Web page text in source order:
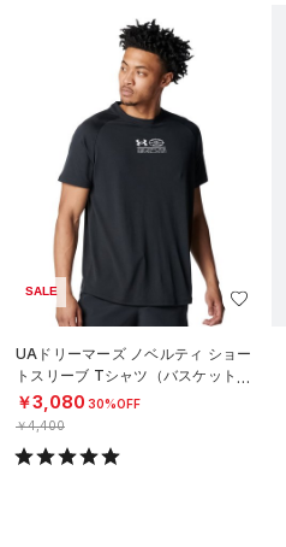
SALE
UAドリーマーズ ノベルティ ショー
トスリーブ Tシャツ（バスケットボ
ール/MEN）
￥3,080 30%OFF
￥4,400